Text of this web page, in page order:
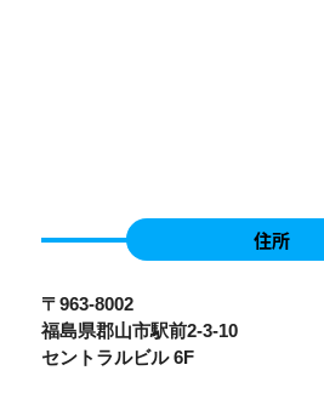
住所
〒963-8002
福島県郡山市駅前2-3-10
セントラルビル 6F